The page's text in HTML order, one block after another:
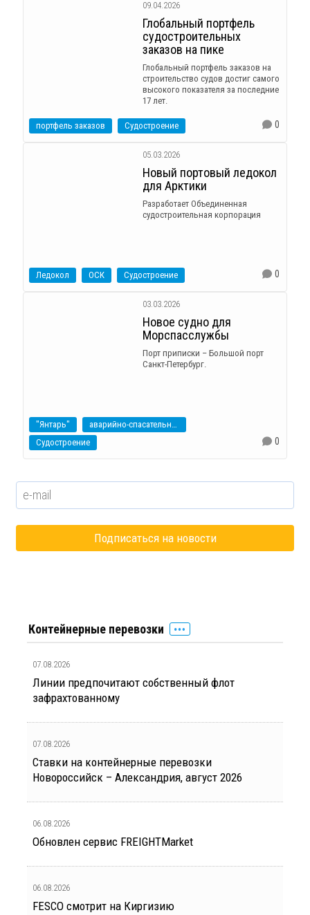
09.04.2026
Глобальный портфель
судостроительных
заказов на пике
Глобальный портфель заказов на
строительство судов достиг самого
высокого показателя за последние
17 лет.
портфель заказов Судостроение 0
05.03.2026
Новый портовый ледокол
для Арктики
Разработает Объединенная
судостроительная корпорация
Ледокол ОСК Судостроение 0
03.03.2026
Новое судно для
Морспасслужбы
Порт приписки – Большой порт
Санкт-Петербург.
"Янтарь"
аварийно-спасательное судно
Судостроение
0
Контейнерные перевозки
07.08.2026
Линии предпочитают собственный флот
зафрахтованному
07.08.2026
Ставки на контейнерные перевозки
Новороссийск – Александрия, август 2026
06.08.2026
Обновлен сервис FREIGHTMarket
06.08.2026
FESCO смотрит на Киргизию